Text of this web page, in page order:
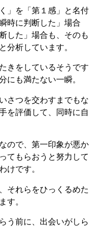
」を「第１感」と名付
時に判断した」場合
した」場合も、そのも
分析しています。
きをしているそうです
にも満たない一瞬。
さつを交わすまでもな
を評価して、同時に自
ので、第一印象が悪か
てもらおうと努力して
けです。
それらをひっくるめた
す。
う前に、出会いがしら